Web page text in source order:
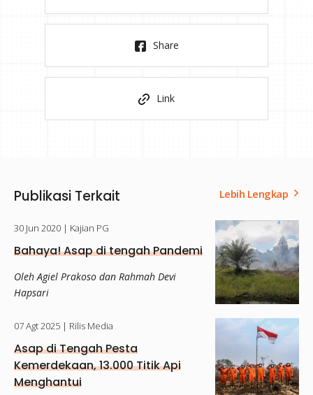
Share
Link
Publikasi Terkait Lebih Lengkap
30 Jun 2020 | Kajian PG
Bahaya! Asap di tengah Pandemi
Oleh Agiel Prakoso dan Rahmah Devi
Hapsari
07 Agt 2025 | Rilis Media
Asap di Tengah Pesta
Kemerdekaan, 13.000 Titik Api
Menghantui